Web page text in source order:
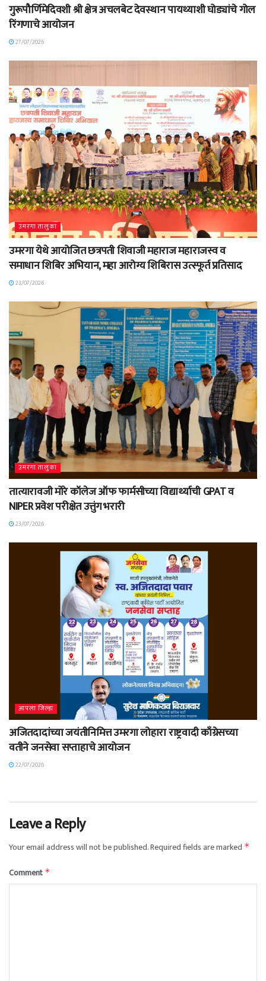
गुरूपौर्णिमेदिवशी श्री क्षेत्र अचलबेट देवस्थान पायथ्याशी घोड्यांचे गोल
रिंगणाचे आयोजन
27/07/2026
उमरगा तालुका
उमरगा येथे आयोजित छत्रपती शिवाजी महाराज महाराजस्व व
समाधान शिबिर अभियान, महा आरोग्य शिबिरास उत्स्फूर्त प्रतिसाद
23/07/2026
उमरगा तालुका
तात्यारावजी मोरे कॉलेज ऑफ फार्मसीच्या विद्यार्थ्याची GPAT व
NIPER प्रवेश परीक्षेत उत्तुंग भरारी
23/07/2026
आपला जिल्हा
अजितदादांच्या जयंतीनिमित्त उमरगा लोहारा राष्ट्रवादी काँग्रेसच्या
वतीने जनसेवा सप्ताहाचे आयोजन
22/07/2026
Leave a Reply
Your email address will not be published.Required fields are marked *
Comment *